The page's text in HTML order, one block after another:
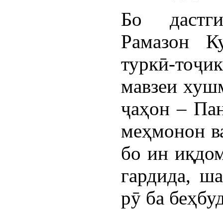
Бо
Рамазон
туркӣ-
мавзеи
ҷаҳон –
меҳмонон
бо ин
гардида,
рӯ ба